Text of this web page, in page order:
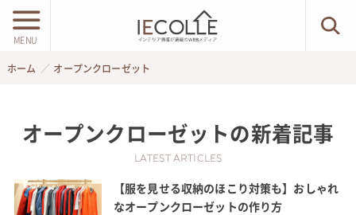
MENU
ホーム オープンクローゼット
オープンクローゼットの新着記事
LATEST ARTICLES
【服を見せる収納のほこり対策も】おしゃれ
なオープンクローゼットの作り方